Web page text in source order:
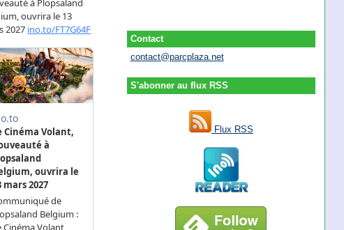
Contact
contact@parcplaza.net
S'abonner au flux RSS
Flux RSS